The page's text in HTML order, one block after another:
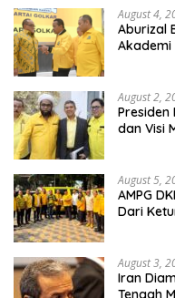
August 4,
Aburizal
Akademi
August 2,
Presiden
dan Visi
August 5,
AMPG
Dari
August 3,
Iran
Tengah